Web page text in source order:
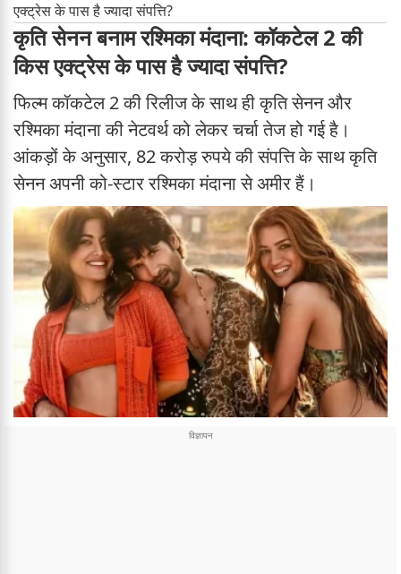
एक्ट्रेस के पास है ज्यादा संपत्ति?
कृति सेनन बनाम रश्मिका मंदाना: कॉकटेल 2 की
किस एक्ट्रेस के पास है ज्यादा संपत्ति?
फिल्म कॉकटेल 2 की रिलीज के साथ ही कृति सेनन और
रश्मिका मंदाना की नेटवर्थ को लेकर चर्चा तेज हो गई है।
आंकड़ों के अनुसार, 82 करोड़ रुपये की संपत्ति के साथ कृति
सेनन अपनी को-स्टार रश्मिका मंदाना से अमीर हैं।